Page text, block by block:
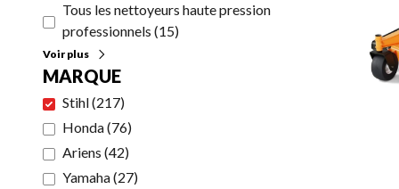
Tous les nettoyeurs haute pression
professionnels (15)
Voir plus
MARQUE
Stihl(217)
Honda(76)
Ariens (42)
Yamaha(27)